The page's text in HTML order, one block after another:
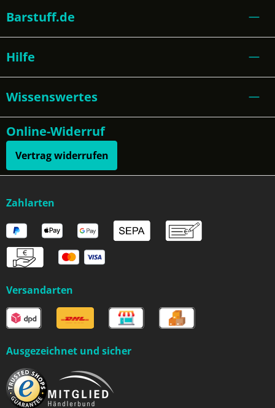
Barstuff.de
Hilfe
Wissenswertes
Online-Widerruf
Vertrag widerrufen
Zahlarten
Versandarten
Ausgezeichnet und sicher